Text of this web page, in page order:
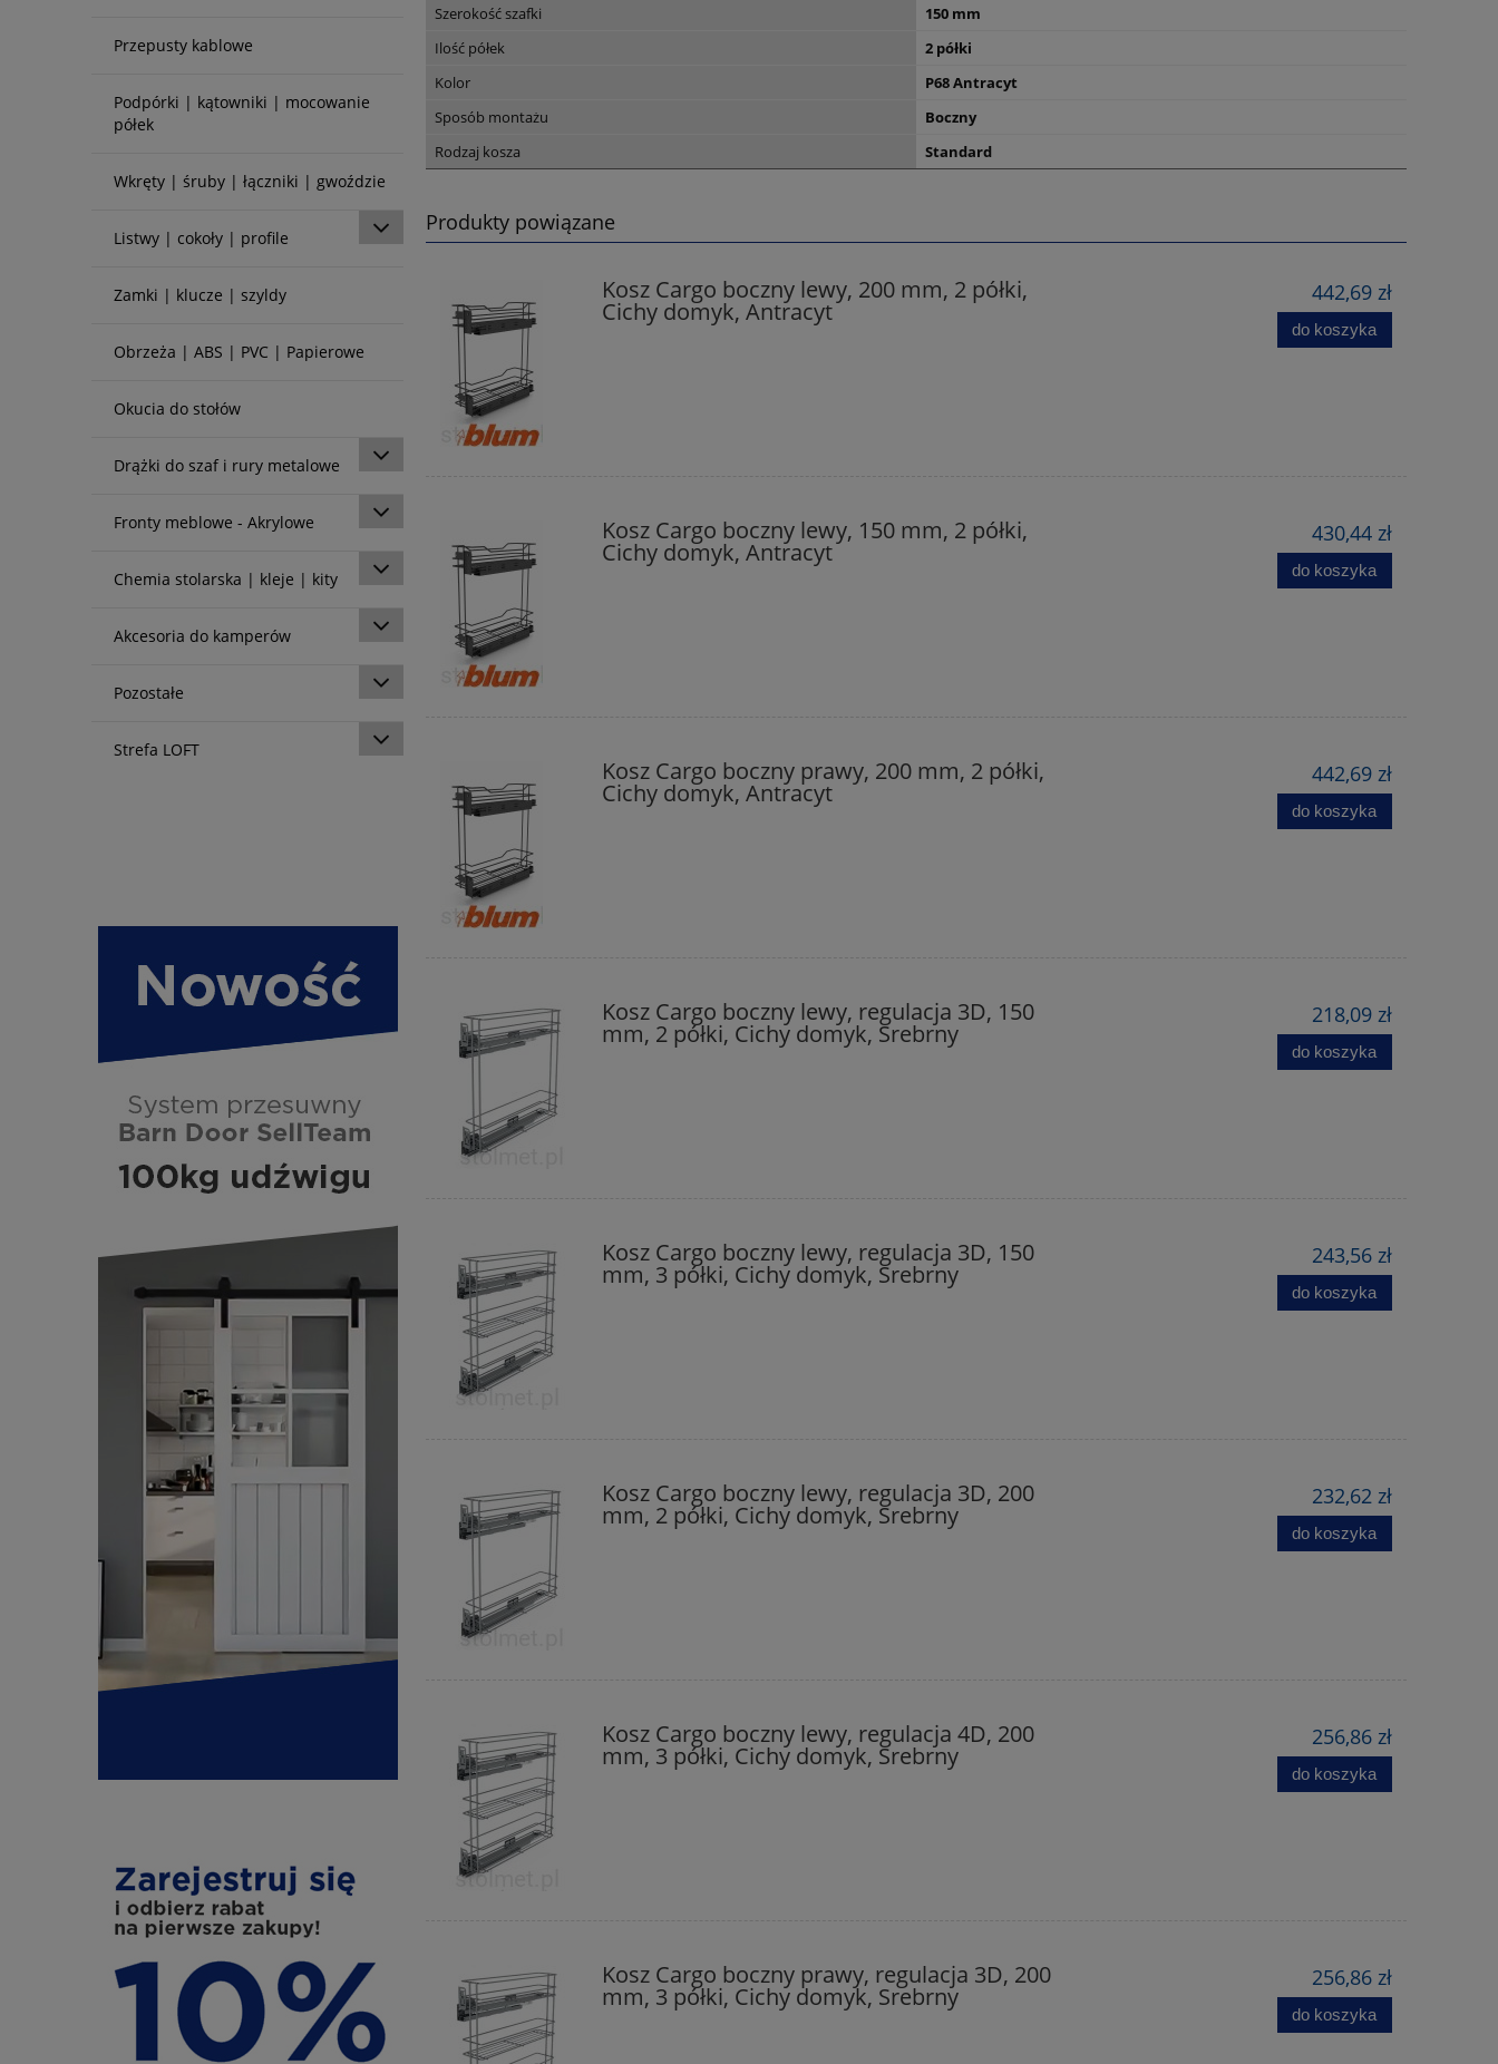
Przepusty kablowe
Podpórki | kątowniki | mocowanie
półek
Wkręty | śruby | łączniki | gwoździe
Listwy | cokoły | profile
Zamki | klucze | szyldy
Obrzeża | ABS | PVC | Papierowe
Okucia do stołów
Drążki do szaf i rury metalowe
Fronty meblowe - Akrylowe
Chemia stolarska | kleje | kity
Akcesoria do kamperów
Pozostałe
Strefa LOFT
Szerokość szafki
150 mm
Ilość półek
2 półki
Kolor
P68 Antracyt
Sposób montażu
Boczny
Rodzaj kosza
Standard
Produkty powiązane
Kosz Cargo boczny lewy, 200 mm, 2 półki,
Cichy domyk, Antracyt
442,69 zł
do koszyka
Kosz Cargo boczny lewy, 150 mm, 2 półki,
Cichy domyk, Antracyt
430,44 zł
do koszyka
Kosz Cargo boczny prawy, 200 mm, 2 półki,
Cichy domyk, Antracyt
442,69 zł
do koszyka
Kosz Cargo boczny lewy, regulacja 3D, 150
mm, 2 półki, Cichy domyk, Srebrny
218,09 zł
do koszyka
Kosz Cargo boczny lewy, regulacja 3D, 150
mm, 3 półki, Cichy domyk, Srebrny
243,56 zł
do koszyka
Kosz Cargo boczny lewy, regulacja 3D, 200
mm, 2 półki, Cichy domyk, Srebrny
232,62 zł
do koszyka
Kosz Cargo boczny lewy, regulacja 4D, 200
mm, 3 półki, Cichy domyk, Srebrny
256,86 zł
do koszyka
Kosz Cargo boczny prawy, regulacja 3D, 200
mm, 3 półki, Cichy domyk, Srebrny
256,86 zł
do koszyka